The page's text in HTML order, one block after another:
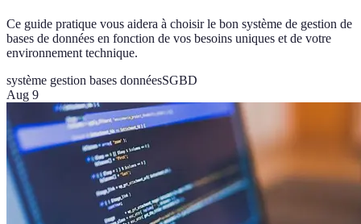
Ce guide pratique vous aidera à choisir le bon système de gestion de
bases de données en fonction de vos besoins uniques et de votre
environnement technique.
système gestion bases donnéesSGBD
Aug 9